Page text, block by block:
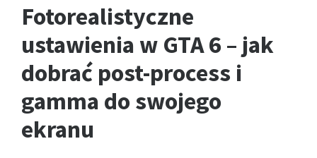
Fotorealistyczne
ustawienia w GTA 6 – jak
dobrać post-process i
gamma do swojego
ekranu